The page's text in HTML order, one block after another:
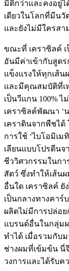
มิติกว่าและคงอยู่ไ
เดียวในโลกที่มีนวั
และยังไม่มีใครสา
ขณะที่ เคราซิลค์
อันมีค่าเข้ากับสูต
แข็งแรงให้ทุกเส้
และมีคุณสมบัติที่เ
เป็นวีแกน 100%
เคราซิลค์พัฒนา ‘
เคราตินจากพืชไ
การใช้ ‘ไบโอมิเ
เลียนแบบโปรตีนจ
ชีววิศวกรรมในก
สัตว์ ซึ่งทำให้เส้น
อื่นใด เคราซิลค์
เป็นกลางทางคาร์
ผลิตไม่มีการปล่อ
แบรนด์อื่นในกลุ่ม
ทำได้ เมื่อรวมกับ
ช่างผมที่เข้มข้น นี่
วงการและได้รับค